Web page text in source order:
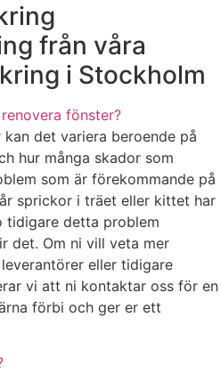
från våra
i Stockholm
fönster?
det variera beroende på
hur många skador som
som är förekommande på
sprickor i träet eller kittet har
tidigare detta problem
det. Om ni vill veta mer
eller tidigare
vi att ni kontaktar oss för en
förbi och ger er ett